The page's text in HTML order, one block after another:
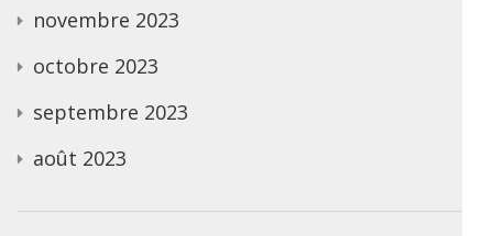
novembre 2023
octobre 2023
septembre 2023
août 2023